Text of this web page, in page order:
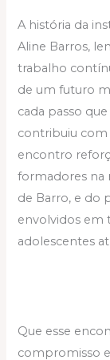
A história da
Aline Barros,
trabalho
de um futuro
cada passo
contribuiu com
encontro
formadores na
de Barro, e do
envolvidos em
adolescentes
Que esse
compromisso